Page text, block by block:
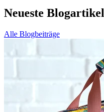
Neueste Blogartikel
Alle Blogbeiträge